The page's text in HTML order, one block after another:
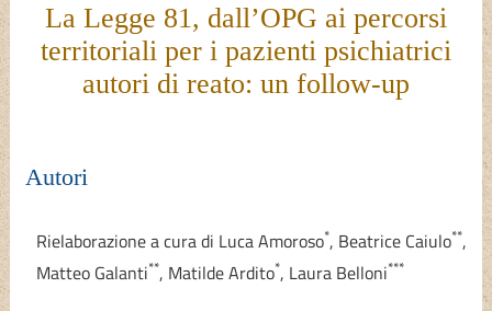
La Legge 81, dall’OPG ai percorsi
territoriali per i pazienti psichiatrici
autori di reato: un follow-up
Autori
Rielaborazione a cura di Luca Amoroso*, Beatrice Caiulo**,
Matteo Galanti**, Matilde Ardito*, Laura Belloni***